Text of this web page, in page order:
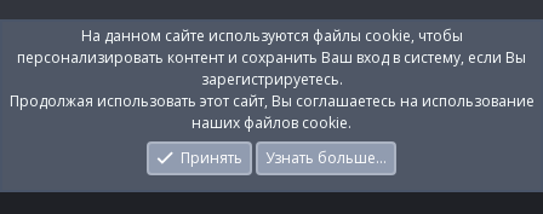
На данном сайте используются файлы cookie, чтобы
персонализировать контент и сохранить Ваш вход в систему, если Вы
зарегистрируетесь.
Продолжая использовать этот сайт, Вы соглашаетесь на использование
наших файлов cookie.
Принять
Узнать больше…